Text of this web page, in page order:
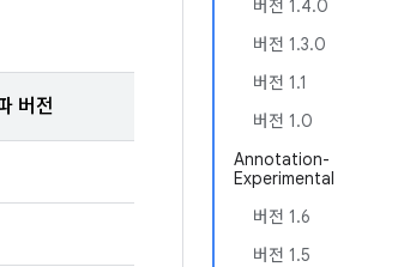
버전 1.4.0
버전 1.3.0
버전 1.1
버전 1.0
Annotation-
Experimental
버전 1.6
버전 1.5
버전